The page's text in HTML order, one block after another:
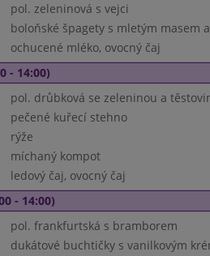
pol. zeleninová s vejci
boloňské špagety s mletým masem
ochucené mléko, ovocný čaj
- 14:00)
pol. drůbková se zeleninou a
pečené kuřecí stehno
rýže
míchaný kompot
ledový čaj, ovocný čaj
- 14:00)
pol. frankfurtská s bramborem
dukátové buchtičky s vanilkovým